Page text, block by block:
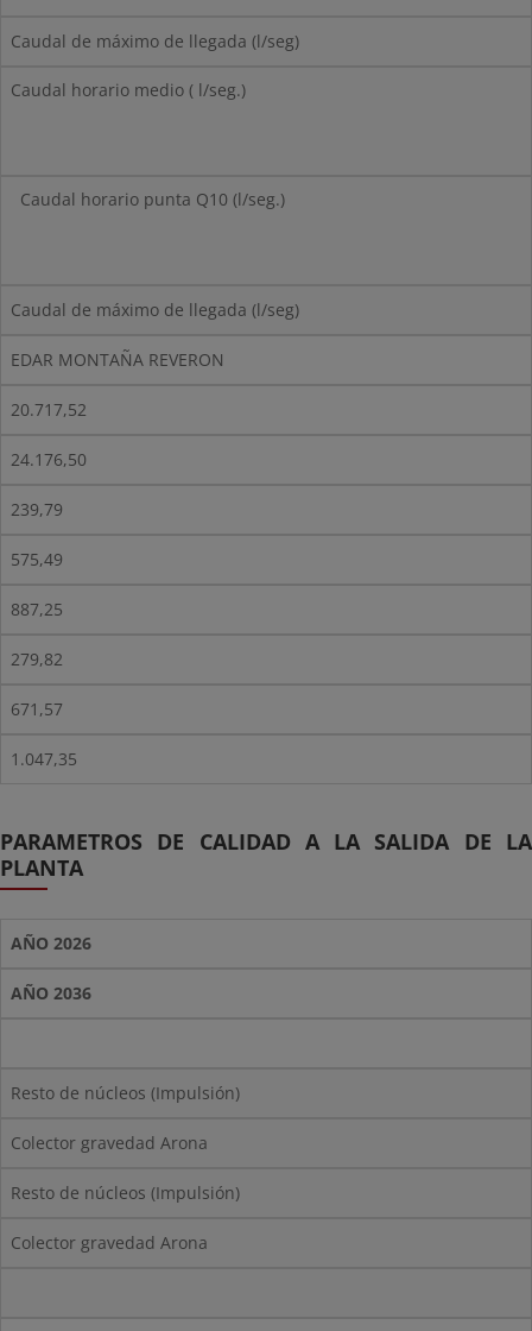
Caudal de máximo de llegada (l/seg)
Caudal horario medio ( l/seg.)
Caudal horario punta Q10 (l/seg.)
Caudal de máximo de llegada (l/seg)
EDAR MONTAÑA REVERON
20.717,52
24.176,50
239,79
575,49
887,25
279,82
671,57
1.047,35
PARAMETROS DE CALIDAD A LA SALIDA DE LA
PLANTA
AÑO 2026
AÑO 2036
Resto de núcleos (Impulsión)
Colector gravedad Arona
Resto de núcleos (Impulsión)
Colector gravedad Arona